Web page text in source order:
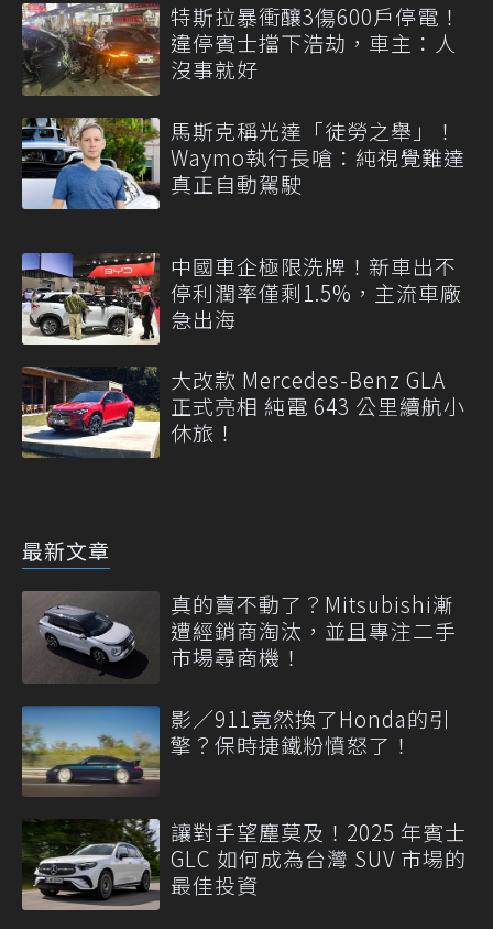
特斯拉暴衝釀3傷600戶停電！
違停賓士擋下浩劫，車主：人
沒事就好
馬斯克稱光達「徒勞之舉」！
Waymo執行長嗆：純視覺難達
真正自動駕駛
中國車企極限洗牌！新車出不
停利潤率僅剩1.5%，主流車廠
急出海
大改款 Mercedes-Benz GLA
正式亮相 純電 643 公里續航小
休旅！
最新文章
真的賣不動了？Mitsubishi漸
遭經銷商淘汰，並且專注二手
市場尋商機！
影／911竟然換了Honda的引
擎？保時捷鐵粉憤怒了！
讓對手望塵莫及！2025 年賓士
GLC 如何成為台灣 SUV 市場的
最佳投資